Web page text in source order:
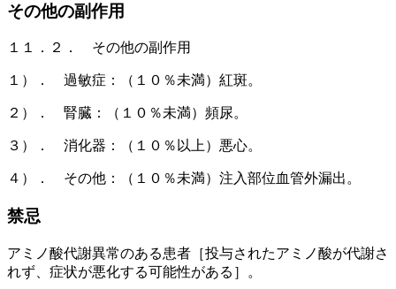
その他の副作用
１１．２． その他の副作用
１）． 過敏症：（１０％未満）紅斑。
２）． 腎臓：（１０％未満）頻尿。
３）． 消化器：（１０％以上）悪心。
４）． その他：（１０％未満）注入部位血管外漏出。
禁忌
アミノ酸代謝異常のある患者［投与されたアミノ酸が代謝さ
れず、症状が悪化する可能性がある］。